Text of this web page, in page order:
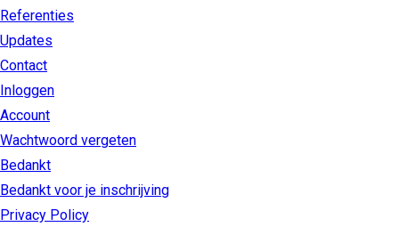
Referenties
Updates
Contact
Inloggen
Account
Wachtwoord vergeten
Bedankt
Bedankt voor je inschrijving
Privacy Policy